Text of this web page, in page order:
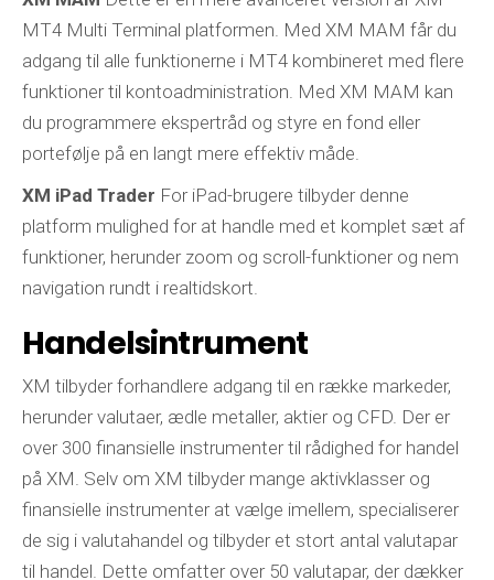
MT4 Multi Terminal platformen. Med XM MAM får du
adgang til alle funktionerne i MT4 kombineret med flere
funktioner til kontoadministration. Med XM MAM kan
du programmere ekspertråd og styre en fond eller
portefølje på en langt mere effektiv måde.
XM iPad Trader For iPad-brugere tilbyder denne
platform mulighed for at handle med et komplet sæt af
funktioner, herunder zoom og scroll-funktioner og nem
navigation rundt i realtidskort.
Handelsintrument
XM tilbyder forhandlere adgang til en række markeder,
herunder valutaer, ædle metaller, aktier og CFD. Der er
over 300 finansielle instrumenter til rådighed for handel
på XM. Selv om XM tilbyder mange aktivklasser og
finansielle instrumenter at vælge imellem, specialiserer
de sig i valutahandel og tilbyder et stort antal valutapar
til handel. Dette omfatter over 50 valutapar, der dækker